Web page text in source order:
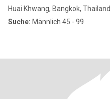
Huai Khwang, Bangkok, Thailand
Suche: Männlich 45 - 99